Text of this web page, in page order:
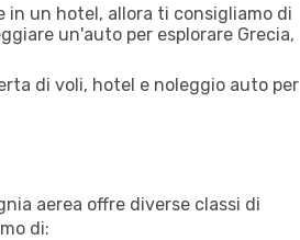
in un hotel, allora ti consigliamo di
un'auto per esplorare Grecia,
di voli, hotel e noleggio auto per
aerea offre diverse classi di
di: